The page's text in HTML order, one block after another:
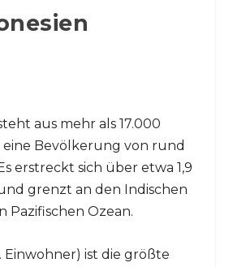
aus mehr als 17.000
eine Bevölkerung von rund
erstreckt sich über etwa 1,9
grenzt an den Indischen
Pazifischen Ozean.
Einwohner) ist die größte